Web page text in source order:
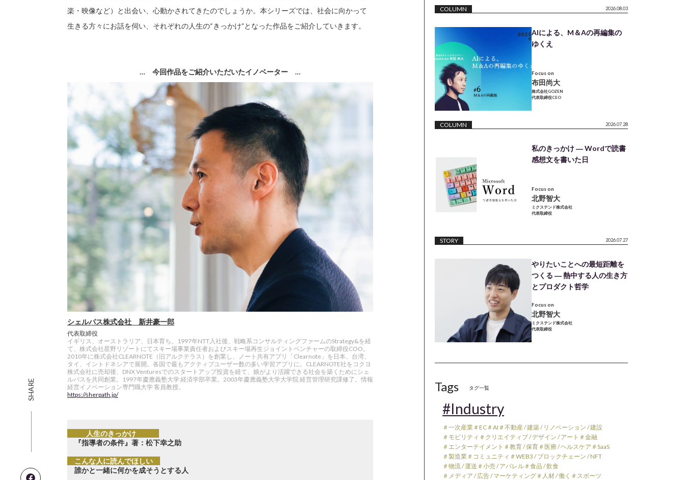
楽・映像など）と出会い、心動かされてきたのでしょうか。本シリーズでは、社会に向かって
生きる方々にお話を伺い、それぞれの人生の“きっかけ”となった作品をご紹介していきます。
… 今回作品をご紹介いただいたイノベーター …
シェルパス株式会社 新井豪一郎
代表取締役
イギリス、オーストラリア、日本育ち。1997年NTT入社後、戦略系コンサルティングファームのStrategy&を経
て、株式会社星野リゾートにてスキー場事業責任者およびスキー場再生ジョイントベンチャーの取締役COO。
2010年に株式会社CLEARNOTE（旧アルクテラス）を創業し、ノート共有アプリ「Clearnote」を日本、台湾、
タイ、イントドネシアで展開。各国で最もアクティブユーザー数の多い学習アプリに。CLEARNOTE社をコクヨ
株式会社に売却後、DNX Venturesでのスタートアップ投資を経て、娘がより活躍できる社会を築くためにシェ
ルパスを共同創業。1997年慶應義塾大学 経済学部卒業。2003年慶應義塾大学大学院 経営管理研究課修了。情報
経営イノベーション専門職大学 客員教授。
https://sherpath.jp/
人生のきっかけ
『指導者の条件』著：松下幸之助
こんな人に読んでほしい
誰かと一緒に何かを成そうとする人
COLUMN 2026.08.03
AIによる、M＆Aの再編集の
ゆくえ
Focus on
布田尚大
株式会社GOZEN
代表取締役CEO
COLUMN 2026.07.28
私のきっかけ ― Wordで読書
感想文を書いた日
Focus on
北野智大
ミクステンド株式会社
代表取締役
STORY 2026.07.27
やりたいことへの最短距離を
つくる ― 熱中する人の生き方
とプロダクト哲学
Focus on
北野智大
ミクステンド株式会社
代表取締役
Tags タグ一覧
#Industry
＃一次産業 ＃EC ＃AI ＃不動産 / 建築 / リノベーション / 建設
＃モビリティ ＃クリエイティブ / デザイン / アート ＃金融
＃エンターテイメント ＃教育 / 保育 ＃医療 / ヘルスケア ＃SaaS
＃製造業 ＃コミュニティ ＃WEB3 / ブロックチェーン / NFT
＃物流 / 運送 ＃小売 / アパレル ＃食品 / 飲食
＃メディア / 広告 / マーケティング ＃人材 / 働く ＃スポーツ
SHARE